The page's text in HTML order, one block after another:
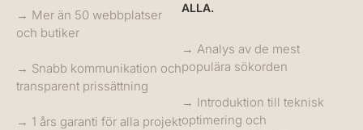
→ Mer än 50 webbplatser
och butiker
→ Snabb kommunikation och
transparent prissättning
→ 1 års garanti för alla projekt
ALLA.
→ Analys av de mest
populära sökorden
→ Introduktion till teknisk
optimering och